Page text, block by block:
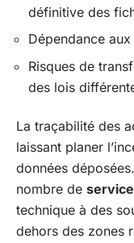
définitive des
Dépendance
Risques de
des lois
La traçabilité des
laissant planer
données
nombre de
technique à des
dehors des zones